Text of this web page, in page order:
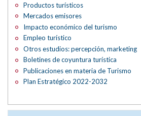
Productos turísticos
Mercados emisores
Impacto económico del turismo
Empleo turístico
Otros estudios: percepción, marketing
Boletines de coyuntura turística
Publicaciones en materia de Turismo
Plan Estratégico 2022-2032